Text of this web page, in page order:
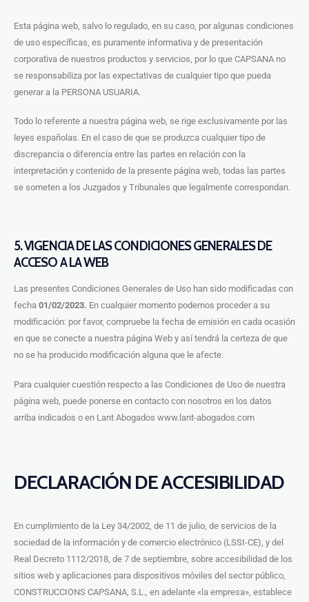
Esta página web, salvo lo regulado, en su caso, por algunas condiciones
de uso específicas, es puramente informativa y de presentación
corporativa de nuestros productos y servicios, por lo que CAPSANA no
se responsabiliza por las expectativas de cualquier tipo que pueda
generar a la PERSONA USUARIA.
Todo lo referente a nuestra página web, se rige exclusivamente por las
leyes españolas. En el caso de que se produzca cualquier tipo de
discrepancia o diferencia entre las partes en relación con la
interpretación y contenido de la presente página web, todas las partes
se someten a los Juzgados y Tribunales que legalmente correspondan.
5. VIGENCIA DE LAS CONDICIONES GENERALES DE
ACCESO A LA WEB
Las presentes Condiciones Generales de Uso han sido modificadas con
fecha 01/02/2023. En cualquier momento podemos proceder a su
modificación: por favor, compruebe la fecha de emisión en cada ocasión
en que se conecte a nuestra página Web y así tendrá la certeza de que
no se ha producido modificación alguna que le afecte.
Para cualquier cuestión respecto a las Condiciones de Uso de nuestra
página web, puede ponerse en contacto con nosotros en los datos
arriba indicados o en Lant Abogados www.lant-abogados.com
DECLARACIÓN DE ACCESIBILIDAD
En cumplimiento de la Ley 34/2002, de 11 de julio, de servicios de la
sociedad de la información y de comercio electrónico (LSSI-CE), y del
Real Decreto 1112/2018, de 7 de septiembre, sobre accesibilidad de los
sitios web y aplicaciones para dispositivos móviles del sector público,
CONSTRUCCIONS CAPSANA, S.L., en adelante «la empresa», establece